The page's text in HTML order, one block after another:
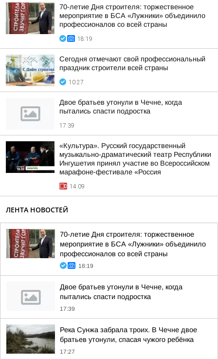
70-летие Дня строителя: торжественное
мероприятие в БСА «Лужники» объединило
профессионалов со всей страны
18:19
Сегодня отмечают свой профессиональный
праздник строители всей страны
10:27
Двое братьев утонули в Чечне, когда
пытались спасти подростка
17:39
«Культура». Русский государственный
музыкально-драматический театр Республики
Ингушетия принял участие во Всероссийском
марафоне-фестивале «Россия
14:09
ЛЕНТА НОВОСТЕЙ
70-летие Дня строителя: торжественное
мероприятие в БСА «Лужники» объединило
профессионалов со всей страны
18:19
Двое братьев утонули в Чечне, когда
пытались спасти подростка
17:39
Река Сунжа забрала троих. В Чечне двое
братьев утонули, спасая чужого ребёнка
17:27